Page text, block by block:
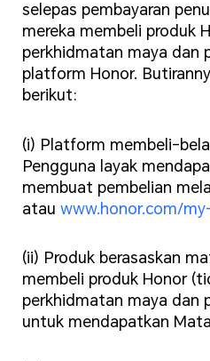
selepas pembayaran
mereka membeli produk
perkhidmatan maya dan
platform Honor.
berikut:
(i) Platform membeli-
Pengguna layak
membuat pembelian
atau www.honor.com/
(ii) Produk berasaskan
membeli produk Honor
perkhidmatan maya dan
untuk mendapatkan